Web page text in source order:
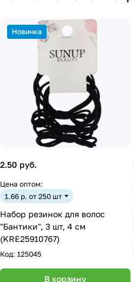
Новинка
2.50 руб.
Цена оптом:
1.66 р. от 250 шт
Набор резинок для волос
"Бантики", 3 шт, 4 см
(KRE25910767)
Код: 125045
В корзину